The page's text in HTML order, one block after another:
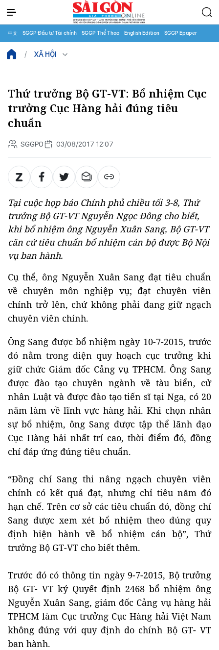
中文 SGGP Đầu tư Tài chính SGGP Thể Thao English Edition SGGP Epaper
XÃ HỘI
Thứ trưởng Bộ GT-VT: Bổ nhiệm Cục
trưởng Cục Hàng hải đúng tiêu
chuẩn
SGGPO 03/08/2017 12:07
Tại cuộc họp báo Chính phủ chiều tối 3-8, Thứ
trưởng Bộ GT-VT Nguyễn Ngọc Đông cho biết,
khi bổ nhiệm ông Nguyễn Xuân Sang, Bộ GT-VT
căn cứ tiêu chuẩn bổ nhiệm cán bộ được Bộ Nội
vụ ban hành.
Cụ thể, ông Nguyễn Xuân Sang đạt tiêu chuẩn
về chuyên môn nghiệp vụ; đạt chuyên viên
chính trở lên, chứ không phải đang giữ ngạch
chuyên viên chính.
Ông Sang được bổ nhiệm ngày 10-7-2015, trước
đó nằm trong diện quy hoạch cục trưởng khi
giữ chức Giám đốc Cảng vụ TPHCM. Ông Sang
được đào tạo chuyên ngành về tàu biển, cử
nhân Luật và được đào tạo tiến sĩ tại Nga, có 20
năm làm về lĩnh vực hàng hải. Khi chọn nhân
sự bổ nhiệm, ông Sang được tập thể lãnh đạo
Cục Hàng hải nhất trí cao, thời điểm đó, đồng
chí đáp ứng đúng tiêu chuẩn.
“Đồng chí Sang thi nâng ngạch chuyên viên
chính có kết quả đạt, nhưng chỉ tiêu năm đó
hạn chế. Trên cơ sở các tiêu chuẩn đó, đồng chí
Sang được xem xét bổ nhiệm theo đúng quy
định hiện hành về bổ nhiệm cán bộ”, Thứ
trưởng Bộ GT-VT cho biết thêm.
Trước đó có thông tin ngày 9-7-2015, Bộ trưởng
Bộ GT- VT ký Quyết định 2468 bổ nhiệm ông
Nguyễn Xuân Sang, giám đốc Cảng vụ hàng hải
TPHCM làm Cục trưởng Cục Hàng hải Việt Nam
không đúng với quy định do chính Bộ GT- VT
ban hành.